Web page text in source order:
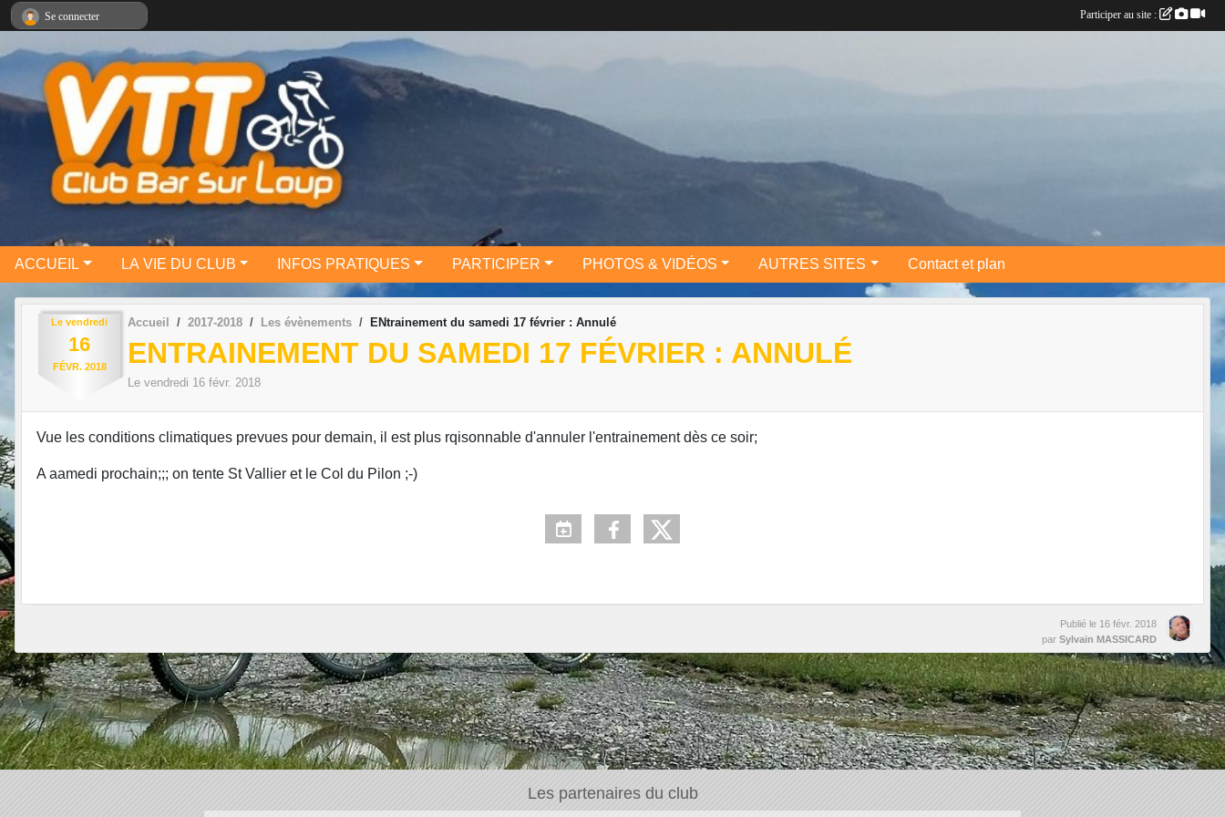
ACCUEIL LA VIE DU CLUB INFOS PRATIQUES PARTICIPER PHOTOS & VIDÉOS AUTRES SITES Contact et plan
Le vendredi
16
FÉVR. 2018
Accueil 2017-2018 Les évènements ENtrainement du samedi 17 février : Annulé
ENTRAINEMENT DU SAMEDI 17 FÉVRIER : ANNULÉ
Le vendredi 16 févr. 2018
Vue les conditions climatiques prevues pour demain, il est plus rqisonnable d'annuler l'entrainement dès ce soir;
A aamedi prochain;;; on tente St Vallier et le Col du Pilon ;-)
Publié le 16 févr. 2018
par Sylvain MASSICARD
Les partenaires du club
Se connecter Participer au site :
Panneau de gestion des cookies